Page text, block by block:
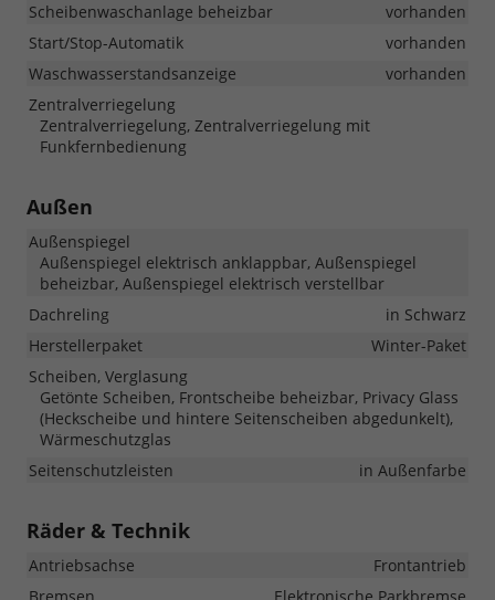
Scheibenwaschanlage beheizbar
vorhanden
Start/Stop-Automatik
vorhanden
Waschwasserstandsanzeige
vorhanden
Zentralverriegelung
Zentralverriegelung, Zentralverriegelung mit
Funkfernbedienung
Außen
Außenspiegel
Außenspiegel elektrisch anklappbar, Außenspiegel
beheizbar, Außenspiegel elektrisch verstellbar
Dachreling
in Schwarz
Herstellerpaket
Winter-Paket
Scheiben, Verglasung
Getönte Scheiben, Frontscheibe beheizbar, Privacy Glass
(Heckscheibe und hintere Seitenscheiben abgedunkelt),
Wärmeschutzglas
Seitenschutzleisten
in Außenfarbe
Räder & Technik
Antriebsachse
Frontantrieb